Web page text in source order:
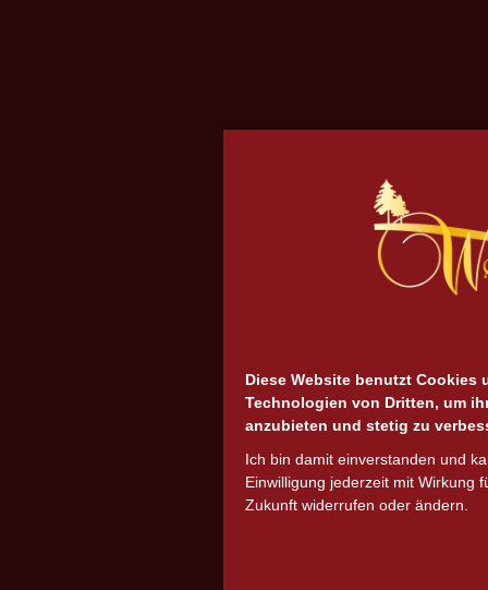
Diese Website benutzt Cookies
Technologien von Dritten, um
anzubieten und stetig zu
Ich bin damit einverstanden und
Einwilligung jederzeit mit Wirkung
Zukunft widerrufen oder ändern.